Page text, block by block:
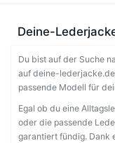
Deine-
Du bist auf der Suche
auf deine-
passende Modell für
Egal ob du eine
oder die passende
garantiert fündig. Dank